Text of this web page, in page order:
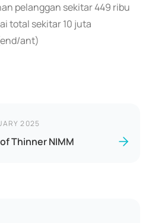
pelanggan sekitar 449 ribu
total sekitar 10 juta
ant)
2025
Thinner NIMM